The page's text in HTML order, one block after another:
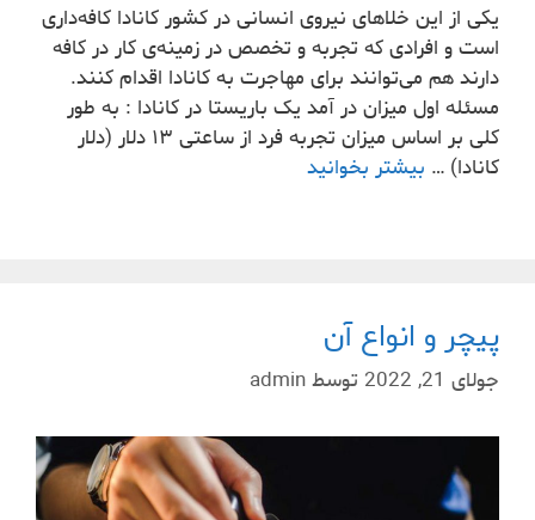
یکی از این خلاهای نیروی انسانی در کشور کانادا کافه‌داری
است و افرادی که تجربه و تخصص در زمینه‌ی کار در کافه
دارند هم می‌توانند برای مهاجرت به کانادا اقدام کنند.
مسئله اول میزان در آمد یک باریستا در کانادا : به طور
کلی بر اساس میزان تجربه فرد از ساعتی ۱۳ دلار (دلار
کانادا) … بیشتر بخوانید
پیچر و انواع آن
جولای 21, 2022 توسطadmin